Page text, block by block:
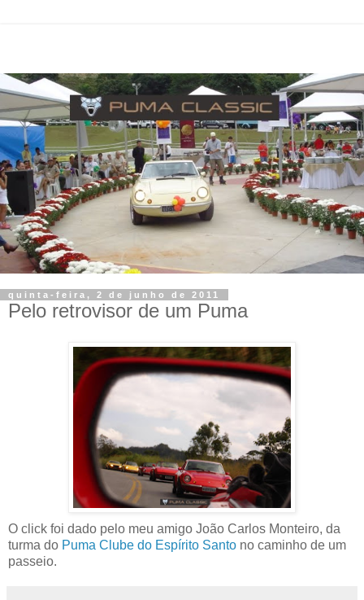
quinta-feira, 2 de junho de 2011
Pelo retrovisor de um Puma
O click foi dado pelo meu amigo João Carlos Monteiro, da
turma do Puma Clube do Espírito Santo no caminho de um
passeio.